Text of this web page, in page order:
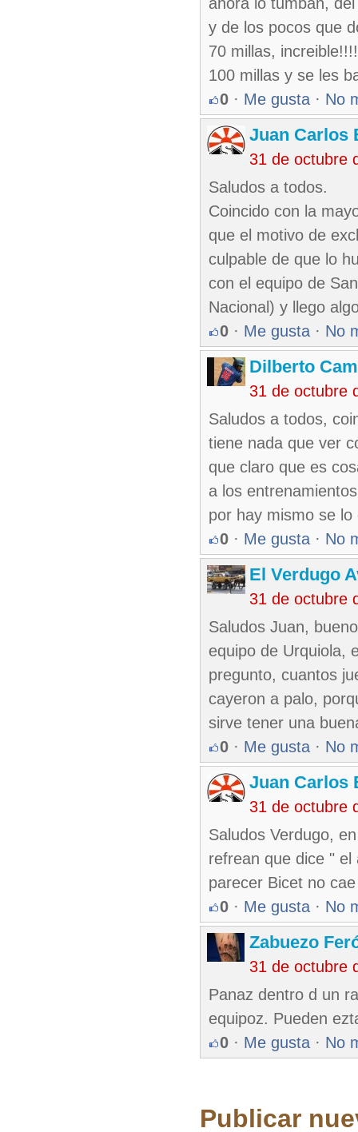
y de los pocos que
70 millas,
100 millas y se les
0 · Me gusta · No
Juan Carlos
31 de octubre
Saludos a todos.
Coincido con la
que el motivo de
culpable de que lo
con el equipo de
Nacional) y llego
0 · Me gusta · No
Dilberto
31 de octubre
Saludos a todos,
tiene nada que ver
que claro que es
a los
por hay mismo se lo
0 · Me gusta · No
El Verdugo
31 de octubre
Saludos Juan,
equipo de Urquiola,
pregunto, cuantos
cayeron a palo,
sirve tener una
0 · Me gusta · No
Juan Carlos
31 de octubre
Saludos Verdugo,
refrean que dice "
parecer Bicet no
0 · Me gusta · No
Zabuezo
31 de octubre
Panaz dentro d un
equipoz. Pueden
0 · Me gusta · No
Publicar